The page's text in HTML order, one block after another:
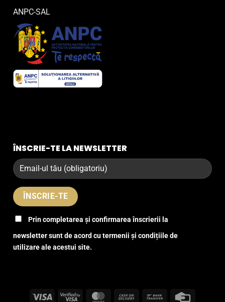
ANPC-SAL
ÎNSCRIE-TE LA NEWSLETTER
Prin completarea și confirmarea înscrierii la
newsletter sunt de acord cu termenii și condițiile de
utilizare ale acestui site.
Visa Visa MasterCardCash Bank